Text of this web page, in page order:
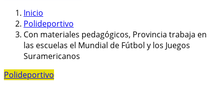
Inicio
Polideportivo
Con materiales pedagógicos, Provincia trabaja en
las escuelas el Mundial de Fútbol y los Juegos
Suramericanos
Polideportivo